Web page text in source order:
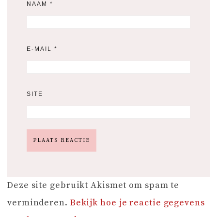
NAAM *
E-MAIL *
SITE
Deze site gebruikt Akismet om spam te
verminderen. Bekijk hoe je reactie gegevens